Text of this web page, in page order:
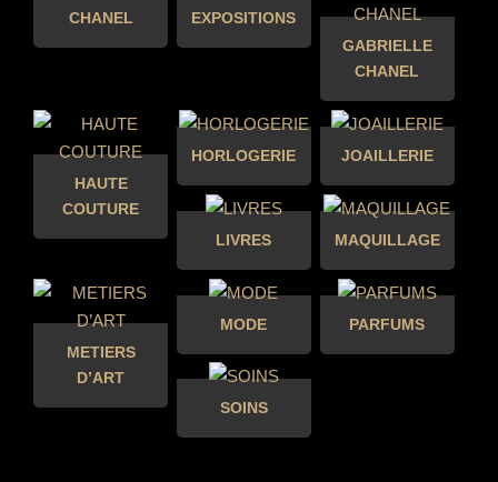
CHANEL
EXPOSITIONS
GABRIELLE
CHANEL
HAUTE
COUTURE
HORLOGERIE JOAILLERIE
LIVRES MAQUILLAGE
METIERS
D’ART
MODE PARFUMS
SOINS